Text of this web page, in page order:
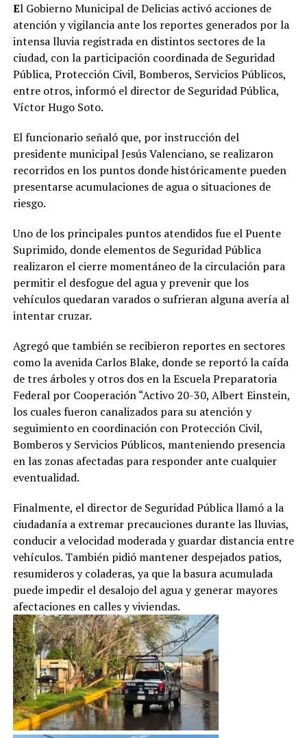
El Gobierno Municipal de Delicias activó acciones de
atención y vigilancia ante los reportes generados por la
intensa lluvia registrada en distintos sectores de la
ciudad, con la participación coordinada de Seguridad
Pública, Protección Civil, Bomberos, Servicios Públicos,
entre otros, informó el director de Seguridad Pública,
Víctor Hugo Soto.
El funcionario señaló que, por instrucción del
presidente municipal Jesús Valenciano, se realizaron
recorridos en los puntos donde históricamente pueden
presentarse acumulaciones de agua o situaciones de
riesgo.
Uno de los principales puntos atendidos fue el Puente
Suprimido, donde elementos de Seguridad Pública
realizaron el cierre momentáneo de la circulación para
permitir el desfogue del agua y prevenir que los
vehículos quedaran varados o sufrieran alguna avería al
intentar cruzar.
Agregó que también se recibieron reportes en sectores
como la avenida Carlos Blake, donde se reportó la caída
de tres árboles y otros dos en la Escuela Preparatoria
Federal por Cooperación “Activo 20-30, Albert Einstein,
los cuales fueron canalizados para su atención y
seguimiento en coordinación con Protección Civil,
Bomberos y Servicios Públicos, manteniendo presencia
en las zonas afectadas para responder ante cualquier
eventualidad.
Finalmente, el director de Seguridad Pública llamó a la
ciudadanía a extremar precauciones durante las lluvias,
conducir a velocidad moderada y guardar distancia entre
vehículos. También pidió mantener despejados patios,
resumideros y coladeras, ya que la basura acumulada
puede impedir el desalojo del agua y generar mayores
afectaciones en calles y viviendas.